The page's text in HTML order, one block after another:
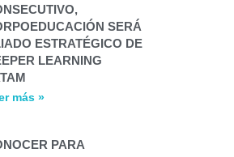
SERÁ
ESTRATÉGICO DE
LEARNING
más »
PARA